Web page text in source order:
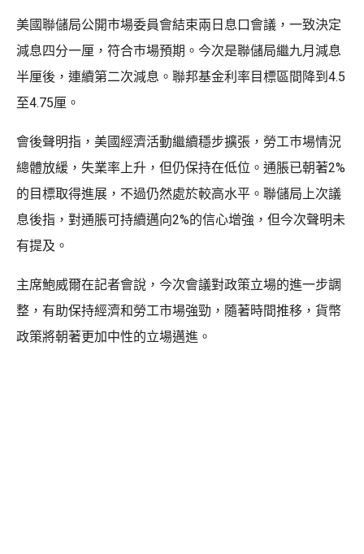
美國聯儲局公開巿場委員會結束兩日息口會議，一致決定
減息四分一厘，符合巿場預期。今次是聯儲局繼九月減息
半厘後，連續第二次減息。聯邦基金利率目標區間降到4.5
至4.75厘。
會後聲明指，美國經濟活動繼續穩步擴張，勞工巿場情況
總體放緩，失業率上升，但仍保持在低位。通脹已朝著2%
的目標取得進展，不過仍然處於較高水平。聯儲局上次議
息後指，對通脹可持續邁向2%的信心增強，但今次聲明未
有提及。
主席鮑威爾在記者會說，今次會議對政策立場的進一步調
整，有助保持經濟和勞工市場強勁，隨著時間推移，貨幣
政策將朝著更加中性的立場邁進。